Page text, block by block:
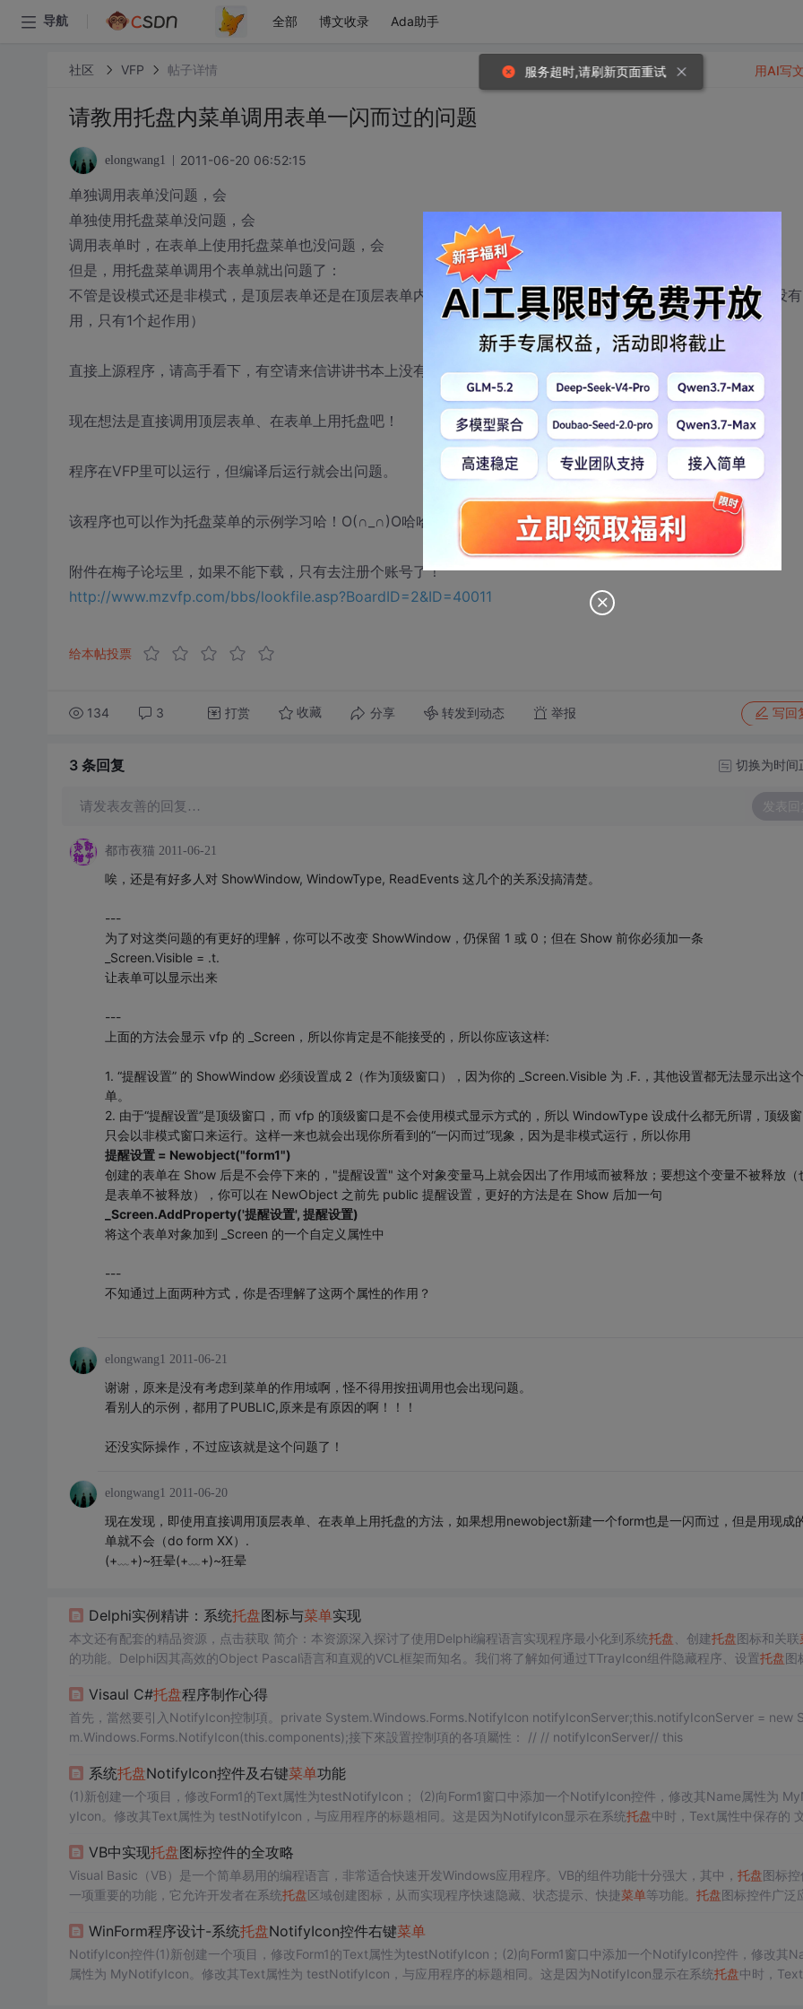
导航 全部 博文收录 Ada助手
社区 VFP 帖子详情
请教用托盘内菜单调用表单一闪而过的问题
elongwang1 2011-06-20 06:52:15
单独调用表单没问题，会
单独使用托盘菜单没问题，会
调用表单时，在表单上使用托盘菜单也没问题，会
但是，用托盘菜单调用个表单就出问题了：
不管是设模式还是非模式，是顶层表单还是在顶层表单内，使用read events还是使用很多read events（用很多没有
用，只有1个起作用）
直接上源程序，请高手看下，有空请来信讲讲书本上没有的原理
现在想法是直接调用顶层表单、在表单上用托盘吧！
程序在VFP里可以运行，但编译后运行就会出问题。
该程序也可以作为托盘菜单的示例学习哈！O(∩_∩)O哈哈~
附件在梅子论坛里，如果不能下载，只有去注册个账号了！
http://www.mzvfp.com/bbs/lookfile.asp?BoardID=2&ID=40011
给本帖投票
134 3 打赏 收藏 分享 转发到动态 举报 写回
用AI写
3 条回复 切换为时间
请发表友善的回复… 发表回
都市夜猫 2011-06-21
唉，还是有好多人对 ShowWindow, WindowType, ReadEvents 这几个的关系没搞清楚。
---
为了对这类问题的有更好的理解，你可以不改变 ShowWindow，仍保留 1 或 0；但在 Show 前你必须加一条
_Screen.Visible = .t.
让表单可以显示出来
---
上面的方法会显示 vfp 的 _Screen，所以你肯定是不能接受的，所以你应该这样:
1. “提醒设置” 的 ShowWindow 必须设置成 2（作为顶级窗口），因为你的 _Screen.Visible 为 .F.，其他设置都无法显示出这
单。
2. 由于“提醒设置”是顶级窗口，而 vfp 的顶级窗口是不会使用模式显示方式的，所以 WindowType 设成什么都无所谓，顶级
只会以非模式窗口来运行。这样一来也就会出现你所看到的“一闪而过”现象，因为是非模式运行，所以你用
提醒设置 = Newobject("form1")
创建的表单在 Show 后是不会停下来的，"提醒设置" 这个对象变量马上就会因出了作用域而被释放；要想这个变量不被释放（
是表单不被释放），你可以在 NewObject 之前先 public 提醒设置，更好的方法是在 Show 后加一句
_Screen.AddProperty('提醒设置', 提醒设置)
将这个表单对象加到 _Screen 的一个自定义属性中
---
不知通过上面两种方式，你是否理解了这两个属性的作用？
elongwang1 2011-06-21
谢谢，原来是没有考虑到菜单的作用域啊，怪不得用按扭调用也会出现问题。
看别人的示例，都用了PUBLIC,原来是有原因的啊！！！
还没实际操作，不过应该就是这个问题了！
elongwang1 2011-06-20
现在发现，即使用直接调用顶层表单、在表单上用托盘的方法，如果想用newobject新建一个form也是一闪而过，但是用现成
单就不会（do form XX）.
(+﹏+)~狂晕(+﹏+)~狂晕
Delphi实例精讲：系统托盘图标与菜单实现
本文还有配套的精品资源，点击获取 简介：本资源深入探讨了使用Delphi编程语言实现程序最小化到系统托盘 、创建托盘图标和关联
的功能。Delphi因其高效的Object Pascal语言和直观的VCL框架而知名。我们将了解如何通过TTrayIcon组件隐藏程序、设置托盘图
Visaul C#托盘程序制作心得
首先，當然要引入NotifyIcon控制項。private System.Windows.Forms.NotifyIcon notifyIconServer;this.notifyIconServer = new
m.Windows.Forms.NotifyIcon(this.components);接下來設置控制項的各項屬性： // // notifyIconServer// this
系统托盘NotifyIcon控件及右键菜单功能
(1)新创建一个项目，修改Form1的Text属性为testNotifyIcon； (2)向Form1窗口中添加一个NotifyIcon控件，修改其Name属性为
yIcon。修改其Text属性为 testNotifyIcon，与应用程序的标题相同。这是因为NotifyIcon显示在系统托盘中时，Text属性中保存的
VB中实现托盘图标控件的全攻略
Visual Basic（VB）是一个简单易用的编程语言，非常适合快速开发Windows应用程序。VB的组件功能十分强大，其中， 托盘图标
一项重要的功能，它允许开发者在系统托盘区域创建图标，从而实现程序快速隐藏、状态提示、快捷菜单等功能。 托盘图标控件广泛
盘图标控件的基本概念，以及它在程序设计中的重要作用和优势。
WinForm程序设计-系统托盘NotifyIcon控件右键菜单
NotifyIcon控件(1)新创建一个项目，修改Form1的Text属性为testNotifyIcon；(2)向Form1窗口中添加一个NotifyIcon控件，修改其
属性为 MyNotifyIcon。修改其Text属性为 testNotifyIcon，与应用程序的标题相同。这是因为NotifyIcon显示在系统托盘中时，
服务超时,请刷新页面重试